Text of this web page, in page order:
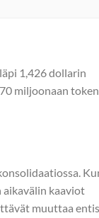
1,426 dollarin
miljoonaan
kaaviot
muuttaa